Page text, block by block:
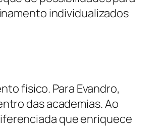
individualizados
físico. Para Evandro,
das academias. Ao
que enriquece